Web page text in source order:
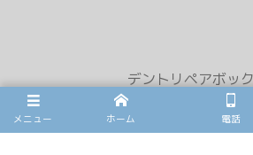
デントリペアボッ
〒341-0018 埼玉県三郷市
TEL 048-948-7315
メニュー ホーム 電話